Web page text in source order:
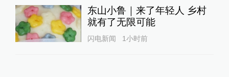
东山小鲁｜来了年轻人 乡村
就有了无限可能
闪电新闻 1小时前